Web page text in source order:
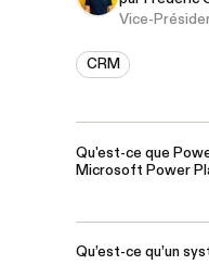
Vice-
CRM
Qu'est-ce que
Microsoft Power
Qu’est-ce qu’un